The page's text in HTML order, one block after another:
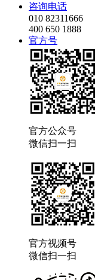
咨询电话
010 82311666
400 650 1888
官方号
官方公众号
微信扫一扫
官方视频号
微信扫一扫